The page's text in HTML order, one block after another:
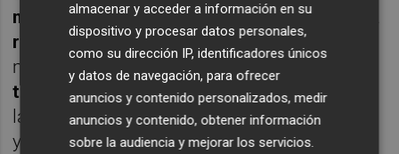
mantenimiento y la conservación de toda la
red de alcantarillado y pluvialesdel
municipio. Por último, la cuarta aborda los
trabajos de reparación extraordinarios
las instalaciones de las unidades de coste 2
y 3 así como en la conducción del emisario
almacenar y acceder a información en su
dispositivo y procesar datos personales,
como su dirección IP, identificadores únicos
y datos de navegación, para ofrecer
anuncios y contenido personalizados, medir
anuncios y contenido, obtener información
sobre la audiencia y mejorar los servicios.